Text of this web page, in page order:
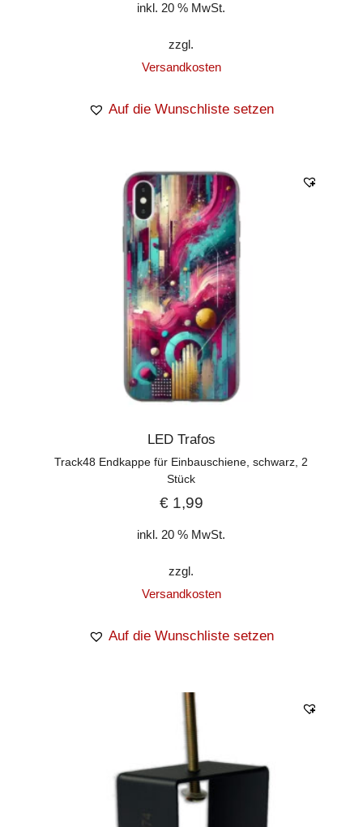
inkl. 20 % MwSt.
zzgl.
Versandkosten
Auf die Wunschliste setzen
LED Trafos
Track48 Endkappe für Einbauschiene, schwarz, 2
Stück
€1,99
inkl. 20 % MwSt.
zzgl.
Versandkosten
Auf die Wunschliste setzen